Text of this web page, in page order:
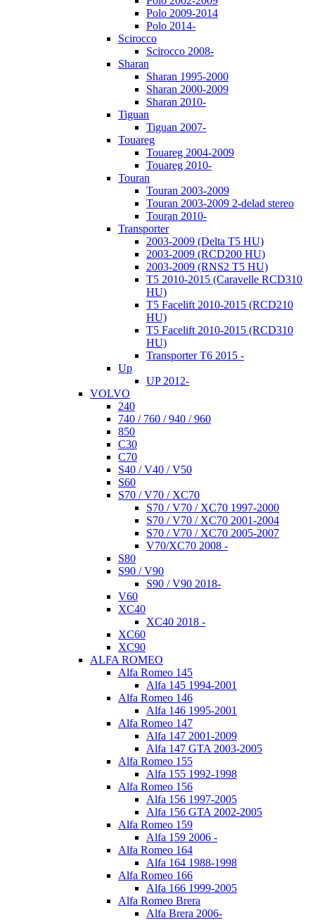
Polo 2009-2014
Polo 2014-
Scirocco
Scirocco 2008-
Sharan
Sharan 1995-2000
Sharan 2000-2009
Sharan 2010-
Tiguan
Tiguan 2007-
Touareg
Touareg 2004-2009
Touareg 2010-
Touran
Touran 2003-2009
Touran 2003-2009 2-delad stereo
Touran 2010-
Transporter
2003-2009 (Delta T5 HU)
2003-2009 (RCD200 HU)
2003-2009 (RNS2 T5 HU)
T5 2010-2015 (Caravelle RCD310
HU)
T5 Facelift 2010-2015 (RCD210
HU)
T5 Facelift 2010-2015 (RCD310
HU)
Transporter T6 2015 -
Up
UP 2012-
VOLVO
240
740 / 760 / 940 / 960
850
C30
C70
S40 / V40 / V50
S60
S70 / V70 / XC70
S70 / V70 / XC70 1997-2000
S70 / V70 / XC70 2001-2004
S70 / V70 / XC70 2005-2007
V70/XC70 2008 -
S80
S90 / V90
S90 / V90 2018-
V60
XC40
XC40 2018 -
XC60
XC90
ALFA ROMEO
Alfa Romeo 145
Alfa 145 1994-2001
Alfa Romeo 146
Alfa 146 1995-2001
Alfa Romeo 147
Alfa 147 2001-2009
Alfa 147 GTA 2003-2005
Alfa Romeo 155
Alfa 155 1992-1998
Alfa Romeo 156
Alfa 156 1997-2005
Alfa 156 GTA 2002-2005
Alfa Romeo 159
Alfa 159 2006 -
Alfa Romeo 164
Alfa 164 1988-1998
Alfa Romeo 166
Alfa 166 1999-2005
Alfa Romeo Brera
Alfa Brera 2006-